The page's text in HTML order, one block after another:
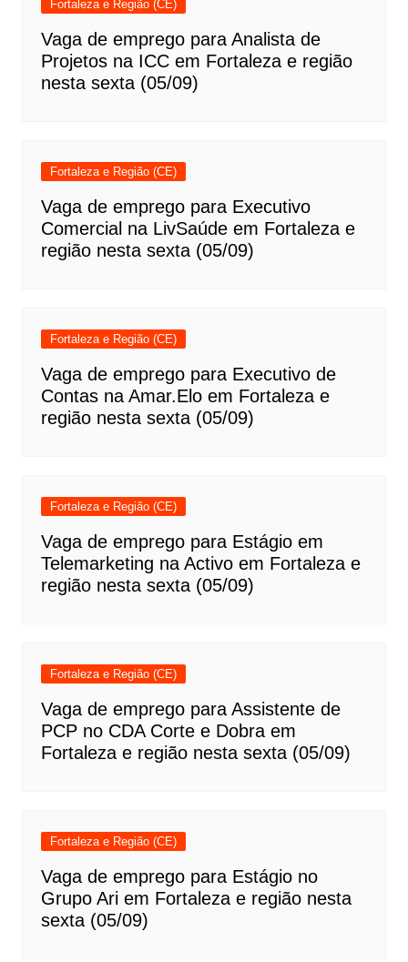
Fortaleza e Região (CE)
Vaga de emprego para Analista de
Projetos na ICC em Fortaleza e região
nesta sexta (05/09)
Fortaleza e Região (CE)
Vaga de emprego para Executivo
Comercial na LivSaúde em Fortaleza e
região nesta sexta (05/09)
Fortaleza e Região (CE)
Vaga de emprego para Executivo de
Contas na Amar.Elo em Fortaleza e
região nesta sexta (05/09)
Fortaleza e Região (CE)
Vaga de emprego para Estágio em
Telemarketing na Activo em Fortaleza e
região nesta sexta (05/09)
Fortaleza e Região (CE)
Vaga de emprego para Assistente de
PCP no CDA Corte e Dobra em
Fortaleza e região nesta sexta (05/09)
Fortaleza e Região (CE)
Vaga de emprego para Estágio no
Grupo Ari em Fortaleza e região nesta
sexta (05/09)